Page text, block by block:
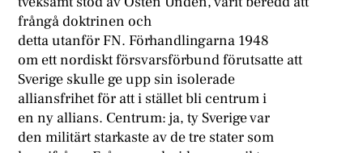
frångå doktrinen och
detta utanför FN. Förhandlingarna 1948
om ett nordiskt försvarsförbund förutsatte att
Sverige skulle ge upp sin isolerade
alliansfrihet för att i stället bli centrum i
en ny allians. Centrum: ja, ty Sverige var
den militärt starkaste av de tre stater som